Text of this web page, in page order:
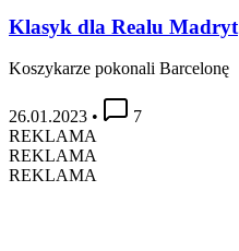
Klasyk dla Realu Madryt
Koszykarze pokonali Barcelonę
26.01.2023 •
7
REKLAMA
REKLAMA
REKLAMA